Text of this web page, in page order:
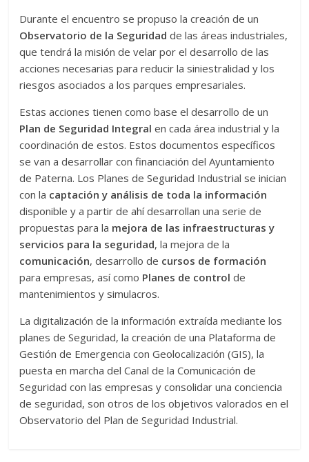
Durante el encuentro se propuso la creación de un
Observatorio de la Seguridad de las áreas industriales,
que tendrá la misión de velar por el desarrollo de las
acciones necesarias para reducir la siniestralidad y los
riesgos asociados a los parques empresariales.
Estas acciones tienen como base el desarrollo de un
Plan de Seguridad Integral en cada área industrial y la
coordinación de estos. Estos documentos específicos
se van a desarrollar con financiación del Ayuntamiento
de Paterna. Los Planes de Seguridad Industrial se inician
con la captación y análisis de toda la información
disponible y a partir de ahí desarrollan una serie de
propuestas para la mejora de las infraestructuras y
servicios para la seguridad, la mejora de la
comunicación, desarrollo de cursos de formación
para empresas, así como Planes de control de
mantenimientos y simulacros.
La digitalización de la información extraída mediante los
planes de Seguridad, la creación de una Plataforma de
Gestión de Emergencia con Geolocalización (GIS), la
puesta en marcha del Canal de la Comunicación de
Seguridad con las empresas y consolidar una conciencia
de seguridad, son otros de los objetivos valorados en el
Observatorio del Plan de Seguridad Industrial.